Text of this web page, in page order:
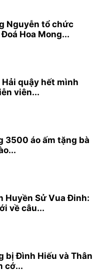
Nguyễn tổ chức
Hoa Mong...
Hải quậy hết mình
viên...
3500 áo ấm tặng bà
Huyền Sử Vua Đinh:
về câu...
bị Đình Hiếu và Thân
cớ...